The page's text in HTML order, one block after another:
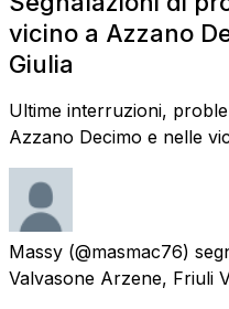
vicino a Azzano
Giulia
Ultime interruzioni,
Azzano Decimo e nelle
Massy (@masmac76)
Valvasone Arzene, Friuli